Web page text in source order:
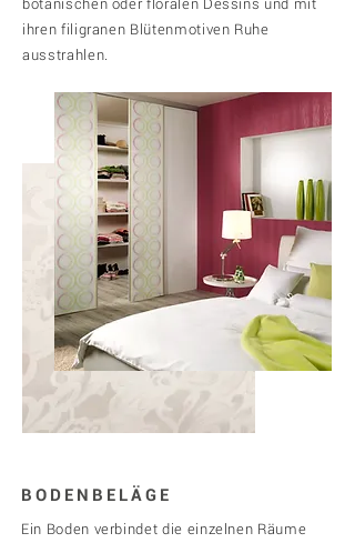
botanischen oder floralen Dessins und mit
ihren filigranen Blütenmotiven Ruhe
ausstrahlen.
BODENBELÄGE
Ein Boden verbindet die einzelnen Räume